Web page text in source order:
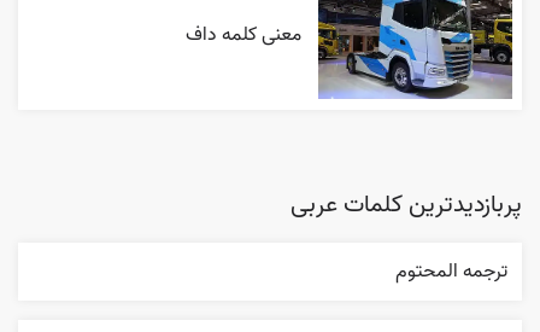
معنی کلمه داف
پربازدیدترین کلمات عربی
ترجمه المحتوم